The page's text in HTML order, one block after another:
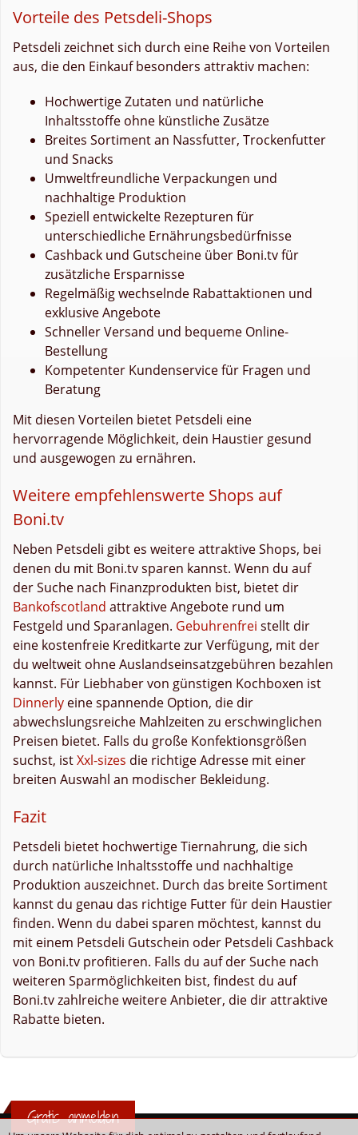
Vorteile des Petsdeli-Shops
Petsdeli zeichnet sich durch eine Reihe von Vorteilen
aus, die den Einkauf besonders attraktiv machen:
Hochwertige Zutaten und natürliche
Inhaltsstoffe ohne künstliche Zusätze
Breites Sortiment an Nassfutter, Trockenfutter
und Snacks
Umweltfreundliche Verpackungen und
nachhaltige Produktion
Speziell entwickelte Rezepturen für
unterschiedliche Ernährungsbedürfnisse
Cashback und Gutscheine über Boni.tv für
zusätzliche Ersparnisse
Regelmäßig wechselnde Rabattaktionen und
exklusive Angebote
Schneller Versand und bequeme Online-
Bestellung
Kompetenter Kundenservice für Fragen und
Beratung
Mit diesen Vorteilen bietet Petsdeli eine
hervorragende Möglichkeit, dein Haustier gesund
und ausgewogen zu ernähren.
Weitere empfehlenswerte Shops auf
Boni.tv
Neben Petsdeli gibt es weitere attraktive Shops, bei
denen du mit Boni.tv sparen kannst. Wenn du auf
der Suche nach Finanzprodukten bist, bietet dir
Bankofscotland attraktive Angebote rund um
Festgeld und Sparanlagen. Gebuhrenfrei stellt dir
eine kostenfreie Kreditkarte zur Verfügung, mit der
du weltweit ohne Auslandseinsatzgebühren bezahlen
kannst. Für Liebhaber von günstigen Kochboxen ist
Dinnerly eine spannende Option, die dir
abwechslungsreiche Mahlzeiten zu erschwinglichen
Preisen bietet. Falls du große Konfektionsgrößen
suchst, istXxl-sizes die richtige Adresse mit einer
breiten Auswahl an modischer Bekleidung.
Fazit
Petsdeli bietet hochwertige Tiernahrung, die sich
durch natürliche Inhaltsstoffe und nachhaltige
Produktion auszeichnet. Durch das breite Sortiment
kannst du genau das richtige Futter für dein Haustier
finden. Wenn du dabei sparen möchtest, kannst du
mit einem Petsdeli Gutschein oder Petsdeli Cashback
von Boni.tv profitieren. Falls du auf der Suche nach
weiteren Sparmöglichkeiten bist, findest du auf
Boni.tv zahlreiche weitere Anbieter, die dir attraktive
Rabatte bieten.
Gratis anmelden